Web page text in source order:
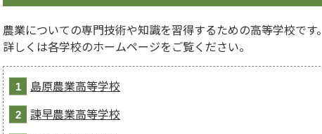
農業についての専門技術や知識を習得するための高等学校です。
詳しくは各学校のホームページをご覧ください。
島原農業高等学校
諫早農業高等学校